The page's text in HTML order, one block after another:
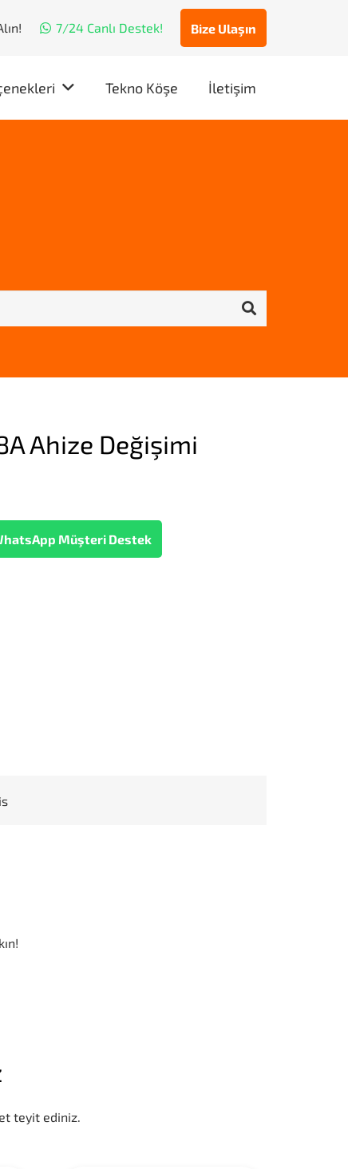
7/24 Canlı Destek! Bize Ulaşın
Tekno Köşe İletişim
Ahize Değişimi
Müşteri Destek
teyit ediniz.